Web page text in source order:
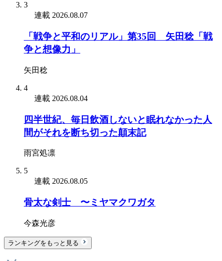
3
連載 2026.08.07
「戦争と平和のリアル」第35回 矢田稔「戦
争と想像力」
矢田稔
4
連載 2026.08.04
四半世紀、毎日飲酒しないと眠れなかった人
間がそれを断ち切った顛末記
雨宮処凛
5
連載 2026.08.05
骨太な剣士 〜ミヤマクワガタ
今森光彦
ランキングをもっと見る